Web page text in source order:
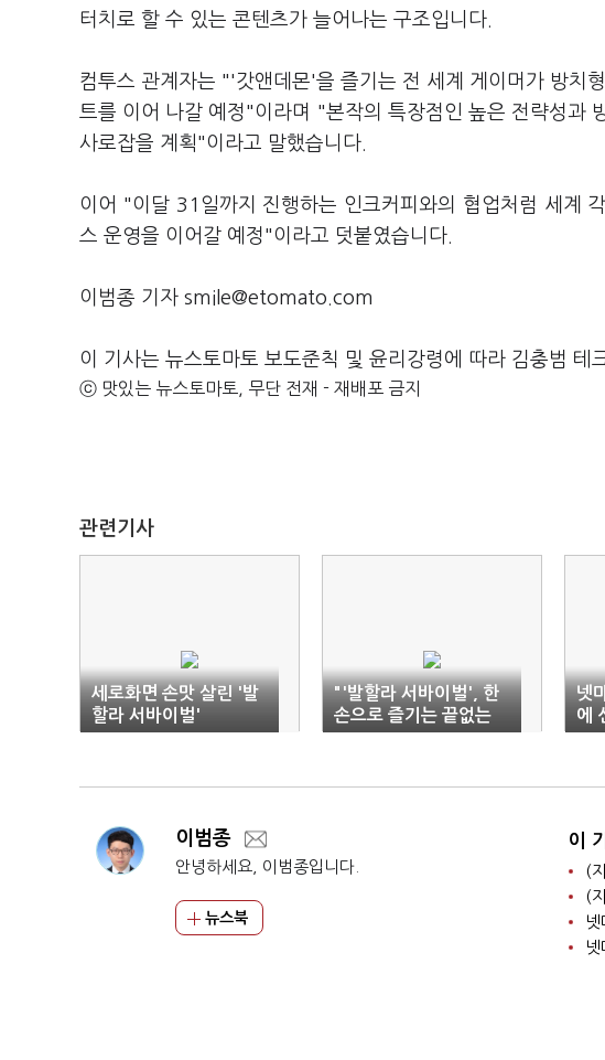
터치로 할 수 있는 콘텐츠가 늘어나는 구조입니다.
컴투스 관계자는 "'갓앤데몬'을 즐기는 전 세계 게이머가 방치
트를 이어 나갈 예정"이라며 "본작의 특장점인 높은 전략성과
사로잡을 계획"이라고 말했습니다.
이어 "이달 31일까지 진행하는 인크커피와의 협업처럼 세계
스 운영을 이어갈 예정"이라고 덧붙였습니다.
이범종 기자 smile@etomato.com
이 기사는 뉴스토마토 보도준칙 및 윤리강령에 따라 김충범 테
ⓒ 맛있는 뉴스토마토, 무단 전재 - 재배포 금지
관련기사
세로화면 손맛 살린 '발
할라 서바이벌'
"'발할라 서바이벌', 한
손으로 즐기는 끝없는
재미"
넷
에
이범종
안녕하세요, 이범종입니다.
뉴스북
이
(
(